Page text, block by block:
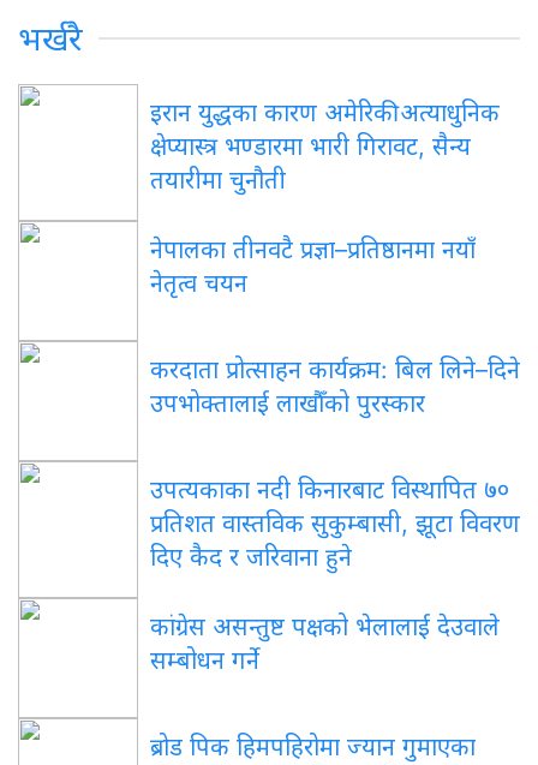
भर्खरै
इरान युद्धका कारण अमेरिकी अत्याधुनिक
क्षेप्यास्त्र भण्डारमा भारी गिरावट, सैन्य
तयारीमा चुनौती
नेपालका तीनवटै प्रज्ञा–प्रतिष्ठानमा नयाँ
नेतृत्व चयन
करदाता प्रोत्साहन कार्यक्रम: बिल लिने–दिने
उपभोक्तालाई लाखौँको पुरस्कार
उपत्यकाका नदी किनारबाट विस्थापित ७०
प्रतिशत वास्तविक सुकुम्बासी, झूटा विवरण
दिए कैद र जरिवाना हुने
कांग्रेस असन्तुष्ट पक्षको भेलालाई देउवाले
सम्बोधन गर्ने
ब्रोड पिक हिमपहिरोमा ज्यान गुमाएका